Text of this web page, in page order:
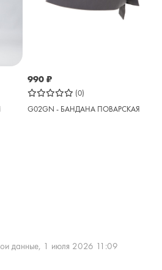
990 ₽
(0)
G02GN - БАНДАНА ПОВАРСКАЯ
данные, 1 июля 2026 11:09